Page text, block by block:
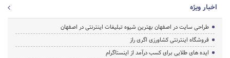
اخبار ویژه
طراحی سایت در اصفهان بهترین شیوه تبلیغات اینترنتی در اصفهان
فروشگاه اینترنتی کشاورزی اگری راز
ایده های طلایی برای کسب درآمد از اینستاگرام